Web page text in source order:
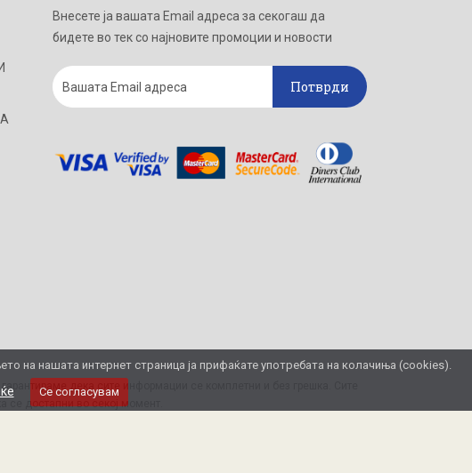
на нашата интернет страница ја прифаќате употребата на колачиња (cookies).
Се согласувам
Внесете ја вашата Email адреса за секогаш да
бидете во тек со најновите промоции и новости
Потврди
дека сите информации се комплетни и без грешка. Сите
достапни во секој момент.